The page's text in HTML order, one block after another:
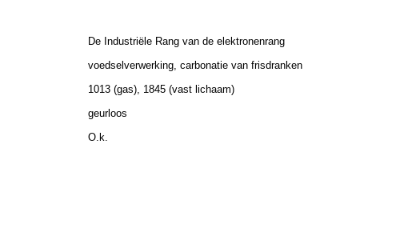
De Industriële Rang van de elektronenrang
voedselverwerking, carbonatie van frisdranken
1013 (gas), 1845 (vast lichaam)
geurloos
O.k.